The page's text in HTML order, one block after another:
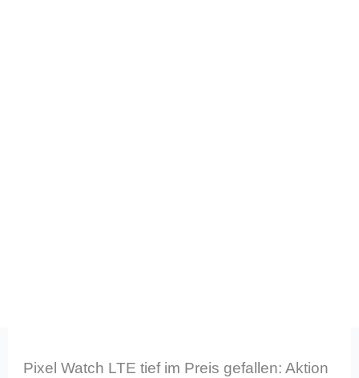
Pixel Watch LTE tief im Preis gefallen: Aktion